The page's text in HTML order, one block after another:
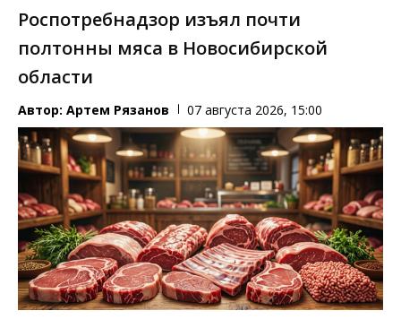
Роспотребнадзор изъял почти
полтонны мяса в Новосибирской
области
Автор: Артем Рязанов 07 августа 2026, 15:00